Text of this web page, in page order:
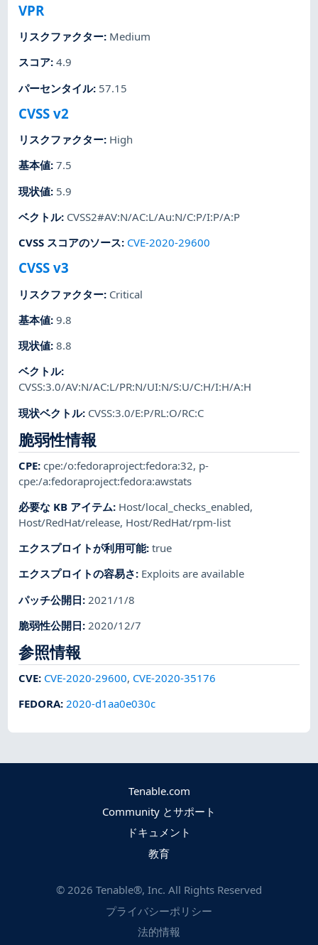
VPR
リスクファクター: Medium
スコア:4.9
パーセンタイル: 57.15
CVSS v2
リスクファクター: High
基本値:7.5
現状値: 5.9
ベクトル: CVSS2#AV:N/AC:L/Au:N/C:P/I:P/A:P
CVSS スコアのソース: CVE-2020-29600
CVSS v3
リスクファクター: Critical
基本値:9.8
現状値:8.8
ベクトル:
CVSS:3.0/AV:N/AC:L/PR:N/UI:N/S:U/C:H/I:H/A:H
現状ベクトル: CVSS:3.0/E:P/RL:O/RC:C
脆弱性情報
CPE:cpe:/o:fedoraproject:fedora:32, p-
cpe:/a:fedoraproject:fedora:awstats
必要な KB アイテム: Host/local_checks_enabled,
Host/RedHat/release, Host/RedHat/rpm-list
エクスプロイトが利用可能:true
エクスプロイトの容易さ: Exploits are available
パッチ公開日: 2021/1/8
脆弱性公開日:2020/12/7
参照情報
CVE: CVE-2020-29600, CVE-2020-35176
FEDORA:2020-d1aa0e030c
Tenable.com
Community とサポート
ドキュメント
教育
© 2026 Tenable®, Inc. All Rights Reserved
プライバシーポリシー
法的情報